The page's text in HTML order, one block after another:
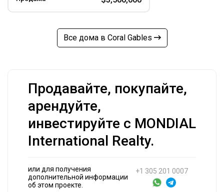
Все дома в Coral Gables
Продавайте, покупайте,
арендуйте,
инвестируйте с MONDIAL
International Realty.
или для получения
дополнительной информации
об этом проекте.
+1 305 201 0007